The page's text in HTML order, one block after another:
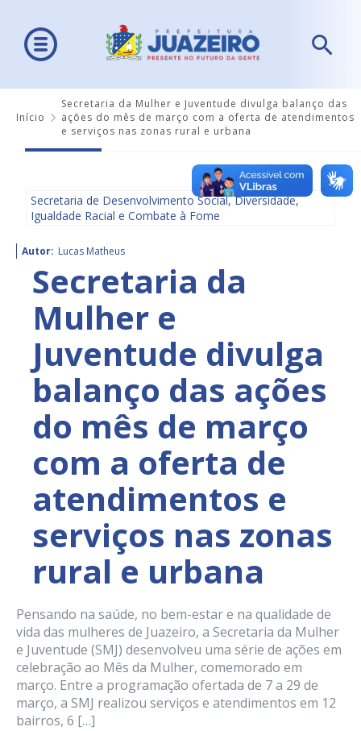
Início
Secretaria da Mulher e Juventude divulga balanço das
ações do mês de março com a oferta de atendimentos
e serviços nas zonas rural e urbana
Secretaria de Desenvolvimento Social, Diversidade,
Igualdade Racial e Combate à Fome
Autor: Lucas Matheus
Secretaria da
Mulher e
Juventude divulga
balanço das ações
do mês de março
com a oferta de
atendimentos e
serviços nas zonas
rural e urbana
Pensando na saúde, no bem-estar e na qualidade de
vida das mulheres de Juazeiro, a Secretaria da Mulher
e Juventude (SMJ) desenvolveu uma série de ações em
celebração ao Mês da Mulher, comemorado em
março. Entre a programação ofertada de 7 a 29 de
março, a SMJ realizou serviços e atendimentos em 12
bairros, 6 […]